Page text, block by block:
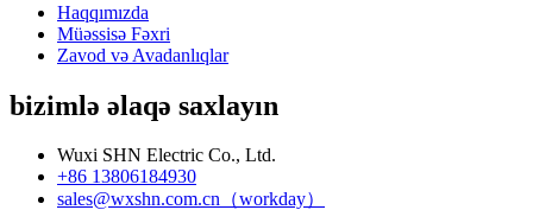
Haqqımızda
Müəssisə Fəxri
Zavod və Avadanlıqlar
bizimlə əlaqə saxlayın
Wuxi SHN Electric Co., Ltd.
+86 13806184930
sales@wxshn.com.cn（workday）